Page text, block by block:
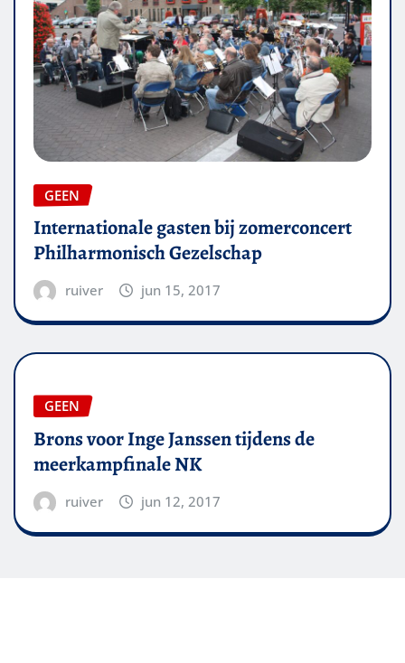
GEEN
Internationale gasten bij zomerconcert
Philharmonisch Gezelschap
ruiver jun 15, 2017
GEEN
Brons voor Inge Janssen tijdens de
meerkampfinale NK
ruiver jun 12, 2017